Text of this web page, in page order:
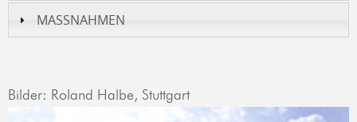
MASSNAHMEN
Bilder: Roland Halbe, Stuttgart